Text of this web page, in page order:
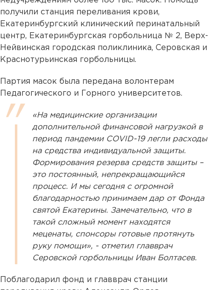
получили станция переливания крови,
Екатеринбургский клинический перинатальный
центр, Екатеринбургская горбольница № 2, Верх-
Нейвинская городская поликлиника, Серовская и
Краснотурьинская горбольницы.
Партия масок была передана волонтерам
Педагогического и Горного университетов.
«На медицинские организации
дополнительной финансовой нагрузкой в
период пандемии COVID-19 легли расходы
на средства индивидуальной защиты.
Формирования резерва средств защиты –
это постоянный, непрекращающийся
процесс. И мы сегодня с огромной
благодарностью принимаем дар от Фонда
святой Екатерины. Замечательно, что в
такой сложный момент находятся
меценаты, спонсоры готовые протянуть
руку помощи», - отметил главврач
Серовской горбольницы Иван Болтасев.
Поблагодарил фонд и главврач станции